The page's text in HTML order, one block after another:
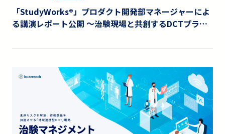
「StudyWorks®」プロダクト開発部マネージャーによ
る講演レポート公開 〜治験現場と共創するDCTプラッ